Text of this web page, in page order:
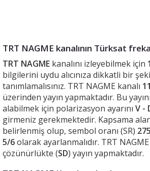
TRT NAGME kanalının Türksat
TRT NAGME kanalını izleyebilmek için
bilgilerini uydu alıcınıza dikkatli bir
tanımlamalısınız. TRT NAGME kanalı
üzerinden yayın yapmaktadır. Bu
alabilmek için polarizasyon ayarını V -
girmeniz gerekmektedir. Kapsama
belirlenmiş olup, sembol oranı (SR)
5/6olarak ayarlanmalıdır. TRT
çözünürlükte (SD) yayın yapmaktadır.